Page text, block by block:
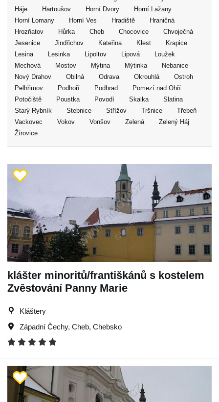
Háje
Hartoušov Horní Dvory
Horní Lažany
Horní Lomany
Horní Ves Hradiště
Hraničná
Hrozňatov
Hůrka Cheb Chocovice
Chvoječná
Jesenice
Jindřichov Kateřina Klest
Krapice
Lesina
Lesinka Lipoltov Lipová
Loužek
Mechová
Mostov Mýtina Mýtinka
Nebanice
Nový Drahov
Obilná Odrava Okrouhlá
Ostroh
Pelhřimov
Podhoří Podhrad
Pomezí nad Ohří
Potočiště
Poustka Povodí Skalka
Slatina
Starý Rybník
Stebnice Střížov Tršnice
Třebeň
Vackovec
Vokov Vonšov Zelená
Zelený Háj
Žírovice
klášter minoritů/františkánů s kostelem
Zvěstování Panny Marie
Kláštery
Západní Čechy, Cheb, Chebsko